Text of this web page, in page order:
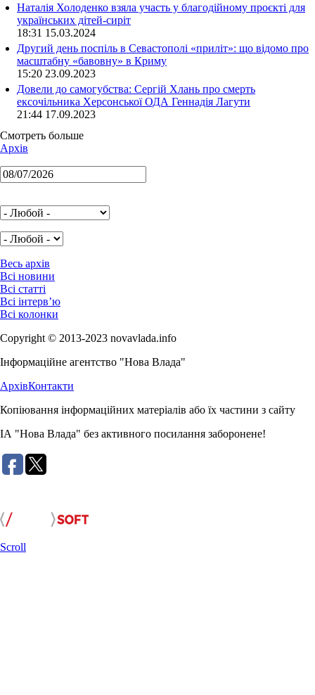
Наталія Холоденко взяла участь у благодійному проєкті для
українських дітей-сиріт
18:31 15.03.2024
Другий день поспіль в Севастополі «приліт»: що відомо про
масштабну «бавовну» в Криму
15:20 23.09.2023
Довели до самогубства: Сергій Хлань про смерть
ексочільника Херсонської ОДА Геннадія Лагути
21:44 17.09.2023
Смотреть больше
Архів
Весь архів
Всі новини
Всі статті
Всі інтерв’ю
Всі колонки
Copyright © 2013-2023 novavlada.info
Інформаційне агентство "Нова Влада"
АрхівКонтакти
Копіювання інформаційних матеріалів або їх частини з сайту
ІА "Нова Влада" без активного посилання заборонене!
Scroll